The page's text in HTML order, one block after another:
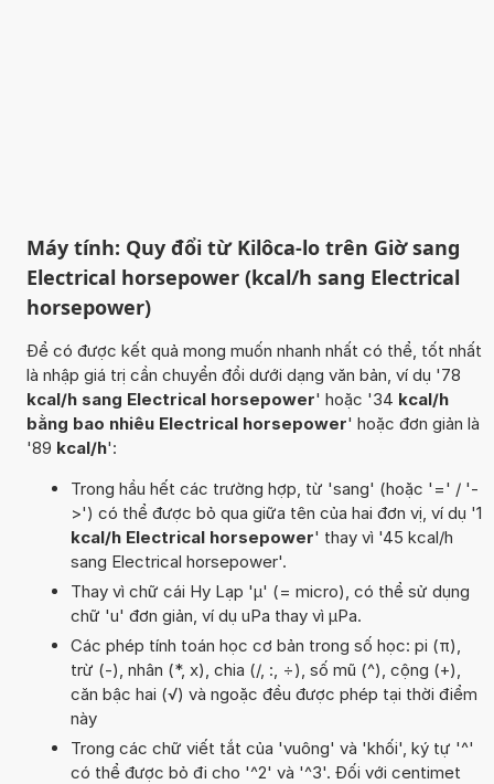
Máy tính: Quy đổi từ Kilôca-lo trên Giờ sang
Electrical horsepower (kcal/h sang Electrical
horsepower)
Để có được kết quả mong muốn nhanh nhất có thể, tốt nhất
là nhập giá trị cần chuyển đổi dưới dạng văn bản, ví dụ '78
kcal/h sang Electrical horsepower' hoặc '34 kcal/h
bằng bao nhiêu Electrical horsepower' hoặc đơn giản là
'89 kcal/h':
Trong hầu hết các trường hợp, từ 'sang' (hoặc '=' / '-
>') có thể được bỏ qua giữa tên của hai đơn vị, ví dụ '1
kcal/h Electrical horsepower' thay vì '45 kcal/h
sang Electrical horsepower'.
Thay vì chữ cái Hy Lạp 'µ' (= micro), có thể sử dụng
chữ 'u' đơn giản, ví dụ uPa thay vì µPa.
Các phép tính toán học cơ bản trong số học: pi (π),
trừ (-), nhân (*, x), chia (/, :, ÷), số mũ (^), cộng (+),
căn bậc hai (√) và ngoặc đều được phép tại thời điểm
này
Trong các chữ viết tắt của 'vuông' và 'khối', ký tự '^'
có thể được bỏ đi cho '^2' và '^3'. Đối với centimet